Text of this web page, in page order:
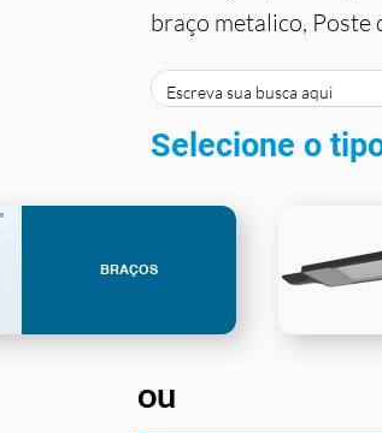
braço metalico,
Selecione o
BRAÇOS
ou